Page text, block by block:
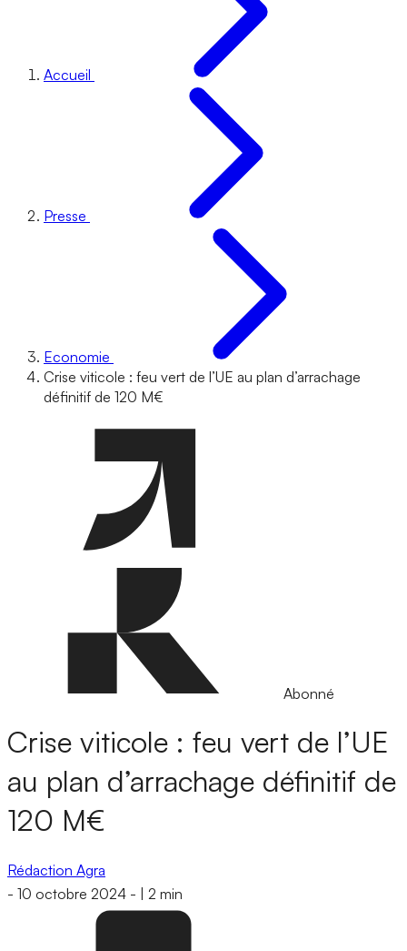
Accueil
Presse
Economie
Crise viticole : feu vert de l’UE au plan d’arrachage
définitif de 120 M€
Abonné
Crise viticole : feu vert de l’UE
au plan d’arrachage définitif de
120 M€
Rédaction Agra
- 10 octobre 2024 - 2 min